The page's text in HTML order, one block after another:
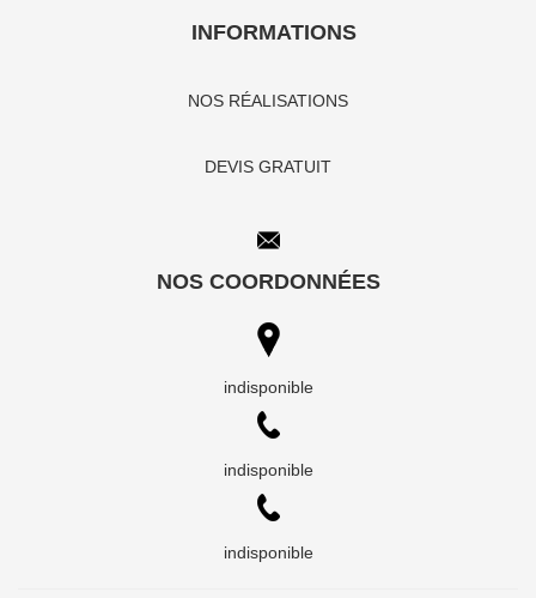
INFORMATIONS
NOS RÉALISATIONS
DEVIS GRATUIT
NOS COORDONNÉES
indisponible
indisponible
indisponible